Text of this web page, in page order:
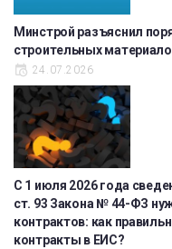
Минстрой разъяснил
строительных
24.07.2026
С 1 июля 2026 года
ст. 93 Закона № 44-ФЗ
контрактов: как
контракты в ЕИС?